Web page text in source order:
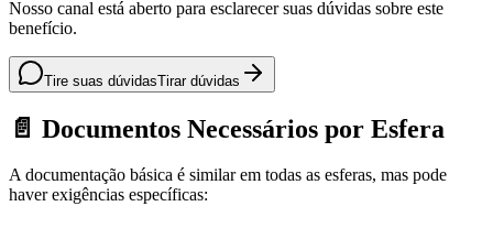
Nosso canal está aberto para esclarecer suas dúvidas sobre este
benefício.
Tire suas dúvidasTirar dúvidas
📄 Documentos Necessários por Esfera
A documentação básica é similar em todas as esferas, mas pode
haver exigências específicas: